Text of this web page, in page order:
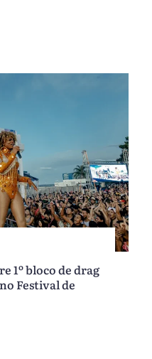
1º bloco de drag
Festival de